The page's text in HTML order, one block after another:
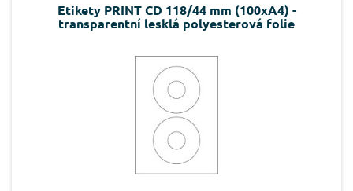
Etikety PRINT CD 118/44 mm (100xA4) -
transparentní lesklá polyesterová folie